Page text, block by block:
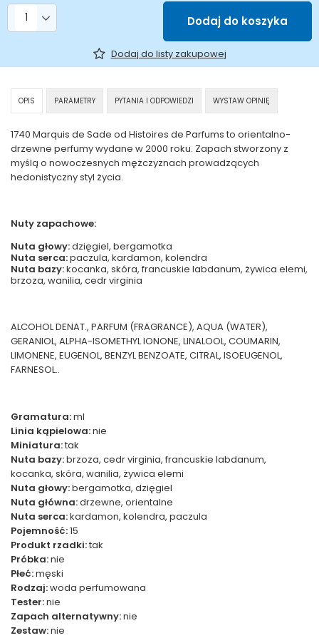
Liczba produktów
Dodaj do koszyka
Dodaj do listy zakupowej
OPIS PARAMETRY PYTANIA I ODPOWIEDZI WYSTAW OPINIĘ
1740 Marquis de Sade od Histoires de Parfums to orientalno-
drzewne perfumy wydane w 2000 roku. Zapach stworzony z
myślą o nowoczesnych mężczyznach prowadzących
hedonistyczny styl życia.
Nuty zapachowe:
Nuta głowy:dzięgiel, bergamotka
Nuta serca:paczula, kardamon, kolendra
Nuta bazy:kocanka, skóra, francuskie labdanum, żywica elemi,
brzoza, wanilia, cedr virginia
ALCOHOL DENAT., PARFUM (FRAGRANCE), AQUA (WATER),
GERANIOL, ALPHA-ISOMETHYL IONONE, LINALOOL, COUMARIN,
LIMONENE, EUGENOL, BENZYL BENZOATE, CITRAL, ISOEUGENOL,
FARNESOL..
Gramatura:ml
Linia kąpielowa:nie
Miniatura:tak
Nuta bazy:brzoza, cedr virginia, francuskie labdanum,
kocanka, skóra, wanilia, żywica elemi
Nuta głowy:bergamotka, dzięgiel
Nuta główna:drzewne, orientalne
Nuta serca:kardamon, kolendra, paczula
Pojemność:15
Produkt rzadki:tak
Próbka:nie
Płeć:męski
Rodzaj:woda perfumowana
Tester:nie
Zapach alternatywny:nie
Zestaw:nie